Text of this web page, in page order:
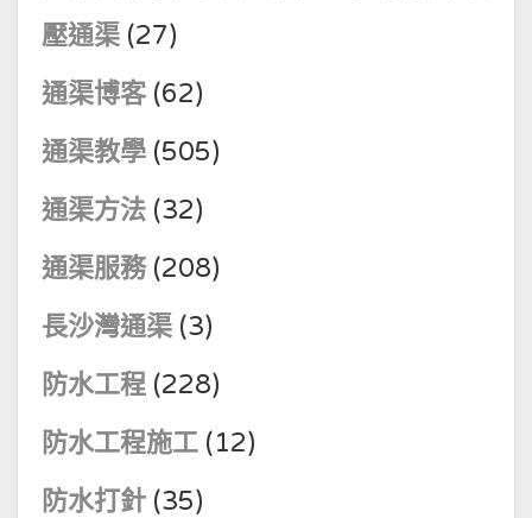
壓通渠 (27)
通渠博客(62)
通渠教學 (505)
通渠方法 (32)
通渠服務(208)
長沙灣通渠 (3)
防水工程 (228)
防水工程施工 (12)
防水打針 (35)